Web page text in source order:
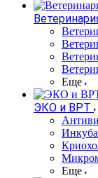
Еще
ЭКО и ВРТ
Еще